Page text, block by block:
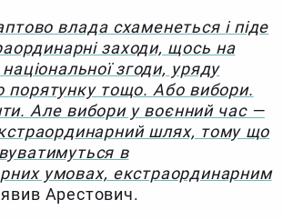
влада схаменеться і піде
заходи, щось на
згоди, уряду
порятунку тощо. Або вибори.
Але вибори у воєнний час —
шлях, тому що
в
умовах, екстраординарним
Арестович.